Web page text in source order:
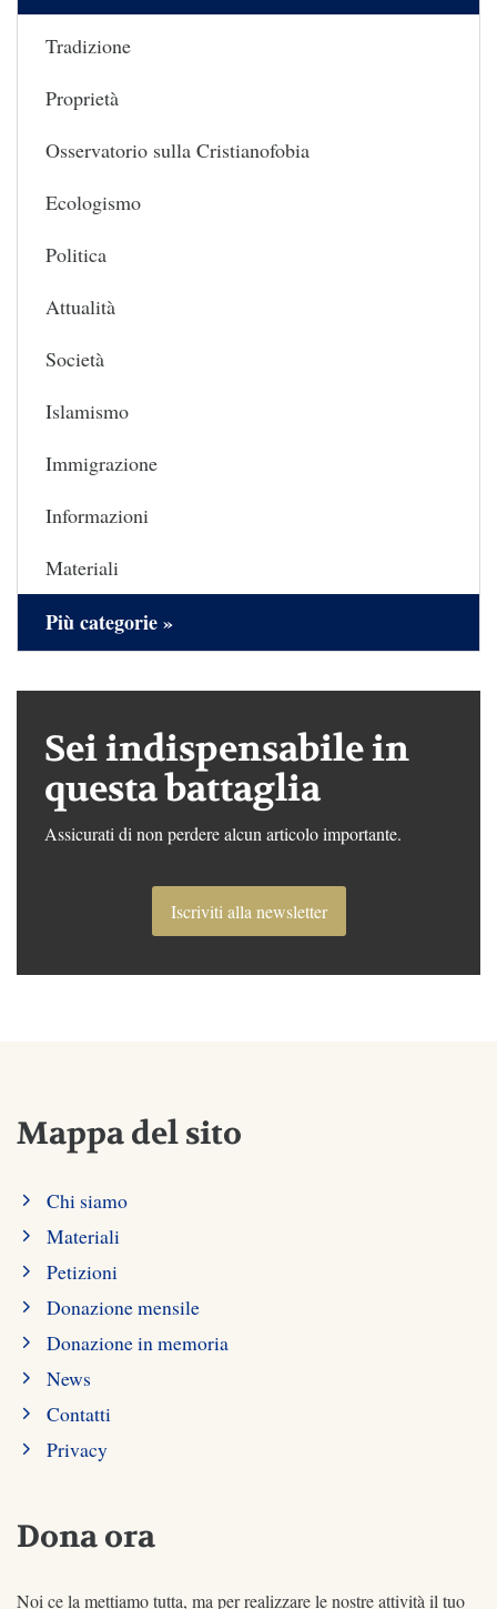
Tradizione
Proprietà
Osservatorio sulla Cristianofobia
Ecologismo
Politica
Attualità
Società
Islamismo
Immigrazione
Informazioni
Materiali
Più categorie »
Sei indispensabile in
questa battaglia
Assicurati di non perdere alcun articolo importante.
Iscriviti alla newsletter
Mappa del sito
Chi siamo
Materiali
Petizioni
Donazione mensile
Donazione in memoria
News
Contatti
Privacy
Dona ora
Noi ce la mettiamo tutta, ma per realizzare le nostre attività il tuo